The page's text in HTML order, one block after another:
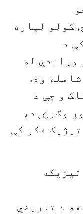
کولو لپاره
د
وړاندې له
وه.
و چې د
وګرځېد،
فکر کې
د تاریخي